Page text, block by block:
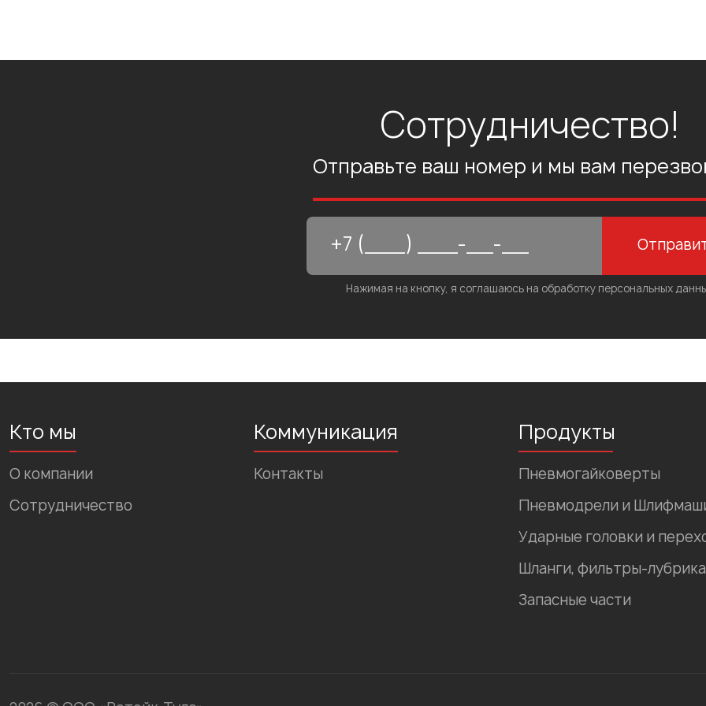
Сотрудничество!
Отправьте ваш номер и мы вам
Нажимая на кнопку, я соглашаюсь на обработку персональных
Кто мы
О компании
Сотрудничество
Коммуникация
Контакты
Продукты
Пневмогайковерты
Пневмодрели и
Ударные головки и
Шланги, фильтры-
Запасные части